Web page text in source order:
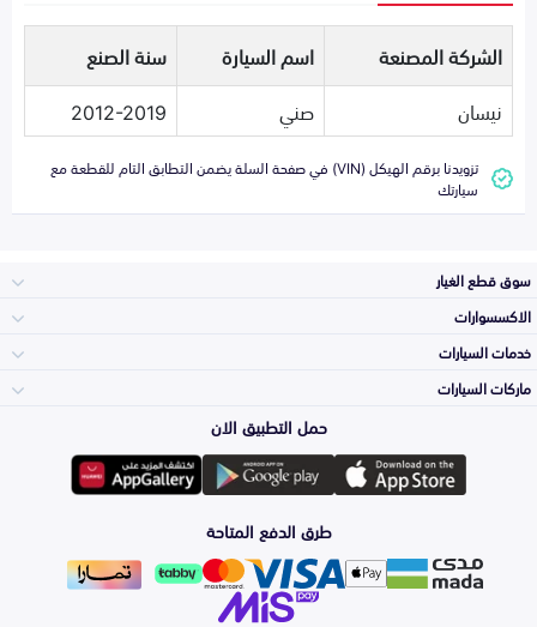
الشركة المصنعة اسم السيارة
سنة الصنع
نيسان
صني 2012-2019
تزويدنا برقم الهيكل (VIN) في صفحة السلة يضمن التطابق التام للقطعة مع
سيارتك
سوق قطع الغيار
المكائن، القيرات
وملحقاتها
الشمعات
والاصطبات (الاضاءة)
الاكسسوارات
لوازم الرحلات
اكسسوارات العناية
خدمات السيارات
الأكثر مبيعاً
التلميع والعناية
ماركات السيارات
تويوتا
هيونداي
حمل التطبيق الان
طرق الدفع المتاحة